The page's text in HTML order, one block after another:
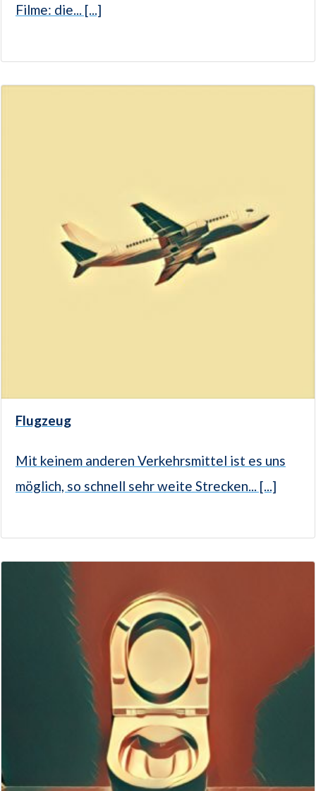
Filme: die... [...]
Flugzeug
Mit keinem anderen Verkehrsmittel ist es uns
möglich, so schnell sehr weite Strecken... [...]